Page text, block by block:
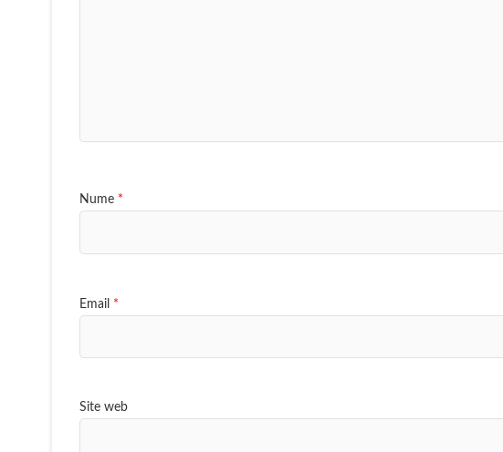
Nume *
Email *
Site web